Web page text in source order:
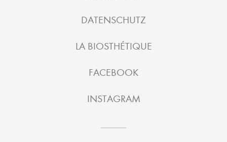
DATENSCHUTZ
LA BIOSTHÉTIQUE
FACEBOOK
INSTAGRAM